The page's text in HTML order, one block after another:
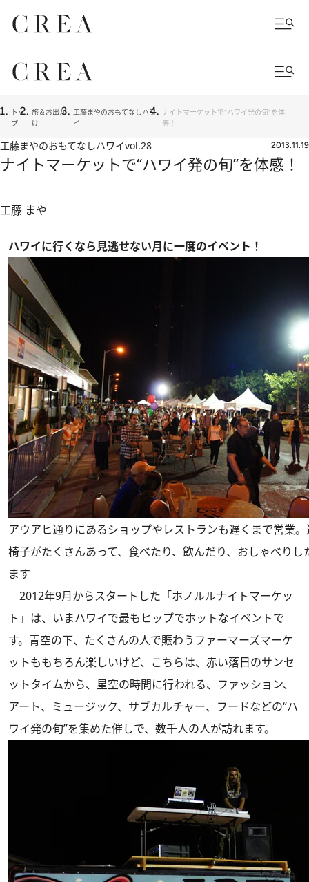
トッ
プ
旅＆お出か
け
工藤まやのおもてなしハワ
イ
ナイトマーケットで“ハワイ発の旬”を体
感！
工藤まやのおもてなしハワイvol.28 2013.11.19
ナイトマーケットで“ハワイ発の旬”を体感！
工藤 まや
ハワイに行くなら見逃せない月に一度のイベント！
アウアヒ通りにあるショップやレストランも遅くまで営業
椅子がたくさんあって、食べたり、飲んだり、おしゃべりし
ます
2012年9月からスタートした「ホノルルナイトマーケッ
ト」は、いまハワイで最もヒップでホットなイベントで
す。青空の下、たくさんの人で賑わうファーマーズマーケ
ットももちろん楽しいけど、こちらは、赤い落日のサンセ
ットタイムから、星空の時間に行われる、ファッション、
アート、ミュージック、サブカルチャー、フードなどの“ハ
ワイ発の旬”を集めた催しで、数千人の人が訪れます。